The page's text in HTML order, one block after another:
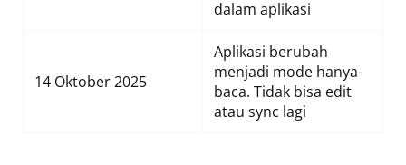
dalam aplikasi
14 Oktober 2025
Aplikasi berubah
menjadi mode hanya-
baca. Tidak bisa edit
atau sync lagi